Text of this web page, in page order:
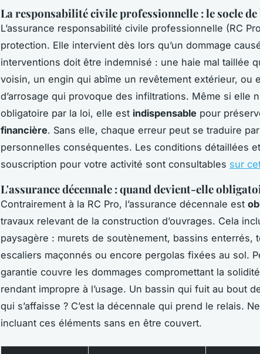
La responsabilité civile professionnelle : le socle de
L’assurance responsabilité civile professionnelle (RC
protection. Elle intervient dès lors qu’un dommage
interventions doit être indemnisé : une haie mal taillée
voisin, un engin qui abîme un revêtement extérieur, ou
d’arrosage qui provoque des infiltrations. Même si elle
obligatoire par la loi, elle est indispensable pour
financière. Sans elle, chaque erreur peut se traduire
personnelles conséquentes. Les conditions détaillées
souscription pour votre activité sont consultables sur
L'assurance décennale : quand devient-elle
Contrairement à la RC Pro, l’assurance décennale est
travaux relevant de la construction d’ouvrages. Cela
paysagère : murets de soutènement, bassins enterrés,
escaliers maçonnés ou encore pergolas fixées au sol.
garantie couvre les dommages compromettant la
rendant impropre à l’usage. Un bassin qui fuit au bout
qui s’affaisse ? C’est la décennale qui prend le relais.
incluant ces éléments sans en être couvert.